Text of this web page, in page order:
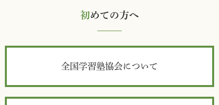
初めての方へ
全国学習塾協会について